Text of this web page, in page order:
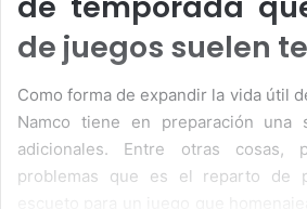
de juegos suelen
Como forma de expandir la vida útil
Namco tiene en preparación una
adicionales. Entre otras cosas,
problemas que es el reparto de